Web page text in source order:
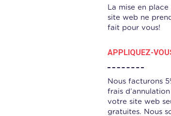
La mise en
site web ne
fait pour vous!
APPLIQUEZ-
Nous facturons
frais
votre site web
gratuites. Nous